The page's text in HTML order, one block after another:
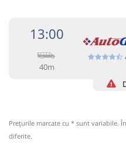
13:00
40m
Opinii călători
Prețurile marcate cu * sunt variabile.
diferite.